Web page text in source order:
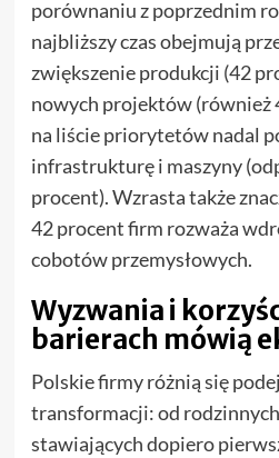
porównaniu z poprzednim
najbliższy czas obejmują
zwiększenie produkcji (42
nowych projektów (również
na liście priorytetów nadal
infrastrukturę i maszyny
procent). Wzrasta także
42 procent firm rozważa
cobotów przemysłowych.
Wyzwania i
barierach mówią
Polskie firmy różnią się
transformacji: od
stawiających dopiero